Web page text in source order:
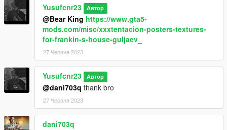
Yusufcnr23 Автор
@Bear King https://www.gta5-
mods.com/misc/xxxtentacion-posters-textures-
for-frankin-s-house-guljaev_
27 Червня 2023
Yusufcnr23 Автор
@dani703q thank bro
27 Червня 2023
dani703q